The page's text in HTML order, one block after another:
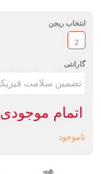
انتخاب ریجن
2
گارانتی
اتمام موجودی
ناموجود